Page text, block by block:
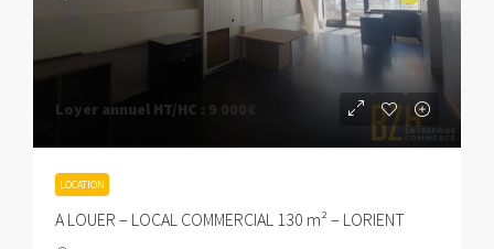
Loyer annuel HT/HC : 9 000€
LOCATION
A LOUER – LOCAL COMMERCIAL 130 m² – LORIENT